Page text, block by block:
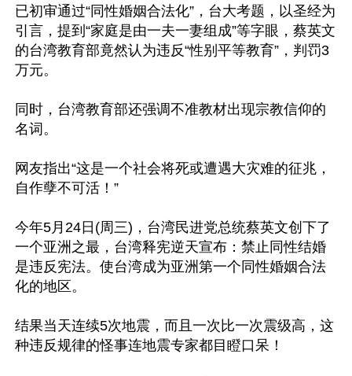
已初审通过“同性婚姻合法化”，台大考题，以圣经为
引言，提到“家庭是由一夫一妻组成”等字眼，蔡英文
的台湾教育部竟然认为违反“性别平等教育”，判罚3
万元。
同时，台湾教育部还强调不准教材出现宗教信仰的
名词。
网友指出“这是一个社会将死或遭遇大灾难的征兆，
自作孽不可活！”
今年5月24日(周三)，台湾民进党总统蔡英文创下了
一个亚洲之最，台湾释宪逆天宣布：禁止同性结婚
是违反宪法。使台湾成为亚洲第一个同性婚姻合法
化的地区。
结果当天连续5次地震，而且一次比一次震级高，这
种违反规律的怪事连地震专家都目瞪口呆！